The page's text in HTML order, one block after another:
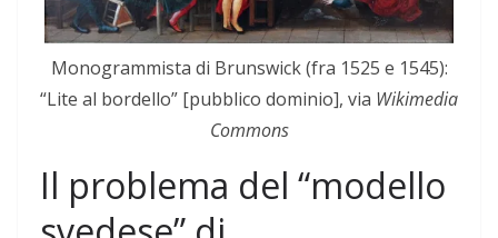
Monogrammista di Brunswick (fra 1525 e 1545):
“Lite al bordello” [pubblico dominio], via Wikimedia
Commons
Il problema del “modello